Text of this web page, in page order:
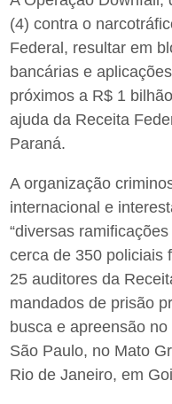
(4) contra o
Federal, resultar em
bancárias e
próximos a R$ 1
ajuda da Receita
Paraná.
A organização
internacional e
“diversas
cerca de 350 policiais
25 auditores da
mandados de prisão
busca e apreensão
São Paulo, no Mato
Rio de Janeiro, em